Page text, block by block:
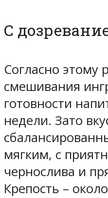
С
Согласно этому
смешивания
готовности
недели. Зато
мягким, с
чернослива и
Крепость –